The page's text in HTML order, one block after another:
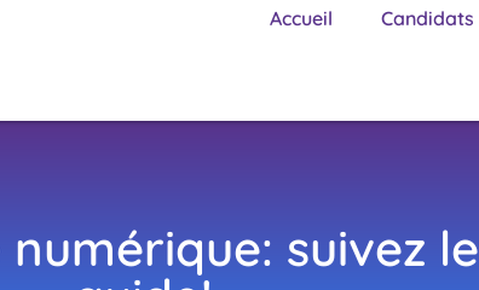
Accueil Candidats
suivez le